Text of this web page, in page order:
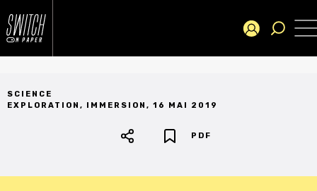
SCIENCE
EXPLORATION , IMMERSION , 16 MAI 2019
PDF